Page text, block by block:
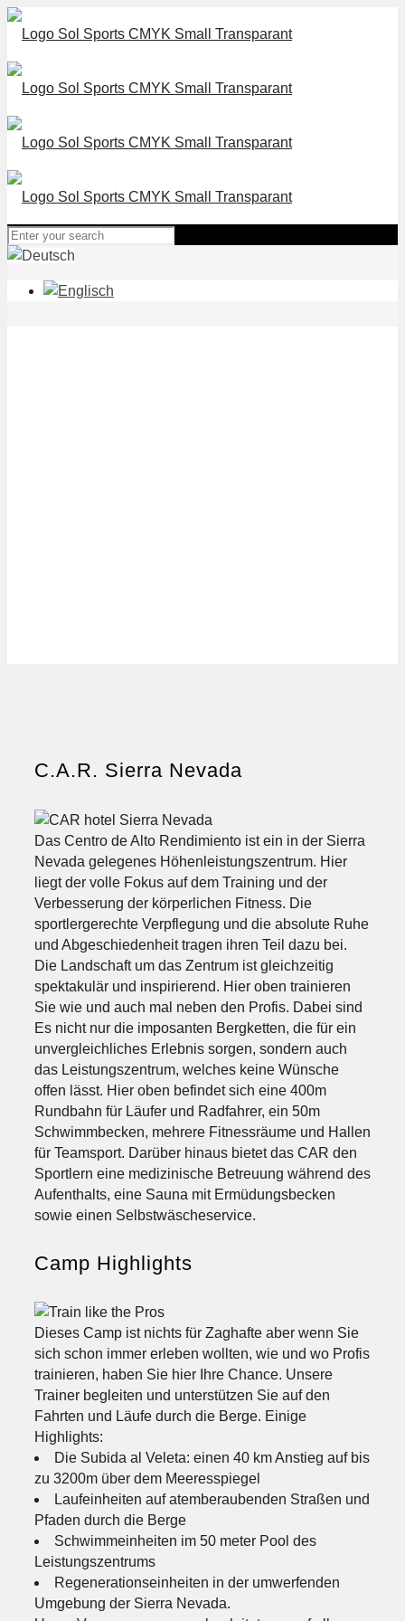
C.A.R. Sierra Nevada
Das Centro de Alto Rendimiento ist ein in der Sierra
Nevada gelegenes Höhenleistungszentrum. Hier
liegt der volle Fokus auf dem Training und der
Verbesserung der körperlichen Fitness. Die
sportlergerechte Verpflegung und die absolute Ruhe
und Abgeschiedenheit tragen ihren Teil dazu bei.
Die Landschaft um das Zentrum ist gleichzeitig
spektakulär und inspirierend. Hier oben trainieren
Sie wie und auch mal neben den Profis. Dabei sind
Es nicht nur die imposanten Bergketten, die für ein
unvergleichliches Erlebnis sorgen, sondern auch
das Leistungszentrum, welches keine Wünsche
offen lässt. Hier oben befindet sich eine 400m
Rundbahn für Läufer und Radfahrer, ein 50m
Schwimmbecken, mehrere Fitnessräume und Hallen
für Teamsport. Darüber hinaus bietet das CAR den
Sportlern eine medizinische Betreuung während des
Aufenthalts, eine Sauna mit Ermüdungsbecken
sowie einen Selbstwäscheservice.
Camp Highlights
Dieses Camp ist nichts für Zaghafte aber wenn Sie
sich schon immer erleben wollten, wie und wo Profis
trainieren, haben Sie hier Ihre Chance. Unsere
Trainer begleiten und unterstützen Sie auf den
Fahrten und Läufe durch die Berge. Einige
Highlights:
Die Subida al Veleta: einen 40 km Anstieg auf bis
zu 3200m über dem Meeresspiegel
Laufeinheiten auf atemberaubenden Straßen und
Pfaden durch die Berge
Schwimmeinheiten im 50 meter Pool des
Leistungszentrums
Regenerationseinheiten in der umwerfenden
Umgebung der Sierra Nevada.